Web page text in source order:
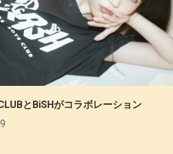
とBiSHがコラボレーション